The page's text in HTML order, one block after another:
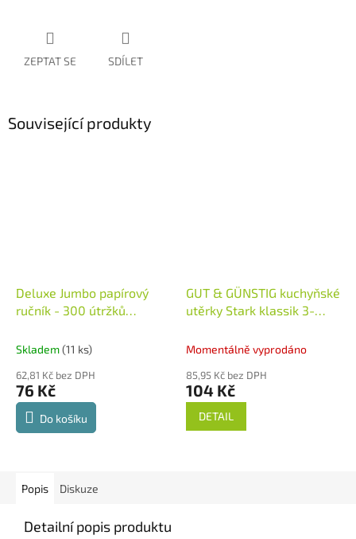
ZEPTAT SE SDÍLET
Související produkty
Deluxe Jumbo papírový
ručník - 300 útržků
Skladem(11 ks)
62,81 Kč bez DPH
76 Kč
Do košíku
GUT & GÜNSTIG kuchyňské
utěrky Stark klassik 3-
Momentálně vyprodáno
85,95 Kč bez DPH
104 Kč
DETAIL
Popis Diskuze
Detailní popis produktu